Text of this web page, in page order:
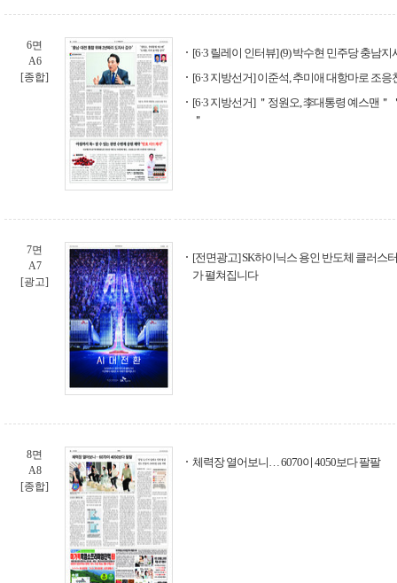
6면
A6
[종합]
[6·3 릴레이 인터뷰] (9) 박수현 민주당 충남지
[6·3 지방선거] 이준석, 추미애 대항마로 조응
[6·3 지방선거] ＂정원오, 李대통령 예스맨＂
＂
7면
A7
[광고]
[전면광고] SK하이닉스 용인 반도체 클러스
가 펼쳐집니다
8면
A8
[종합]
체력장 열어보니… 6070이 4050보다 팔팔